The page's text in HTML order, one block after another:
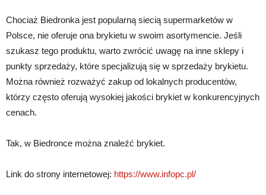
Chociaż Biedronka jest popularną siecią supermarketów w
Polsce, nie oferuje ona brykietu w swoim asortymencie. Jeśli
szukasz tego produktu, warto zwrócić uwagę na inne sklepy i
punkty sprzedaży, które specjalizują się w sprzedaży brykietu.
Można również rozważyć zakup od lokalnych producentów,
którzy często oferują wysokiej jakości brykiet w konkurencyjnych
cenach.
Tak, w Biedronce można znaleźć brykiet.
Link do strony internetowej: https://www.infopc.pl/